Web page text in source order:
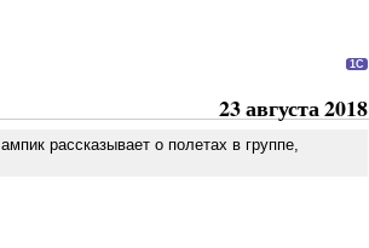
1C
23 августа 2018
рассказывает о полетах в группе,